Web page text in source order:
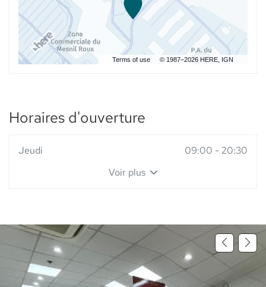
Santé
Terms of use © 1987–2026 HERE, IGN
Horaires d'ouverture
Horaires
Jeudi 09:00 -20:30
Voir plus
et
du
point
de
vente
Pharmacie